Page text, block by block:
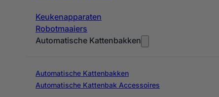
Keukenapparaten
Robotmaaiers
Automatische Kattenbakken
Automatische Kattenbakken
Automatische Kattenbak Accessoires